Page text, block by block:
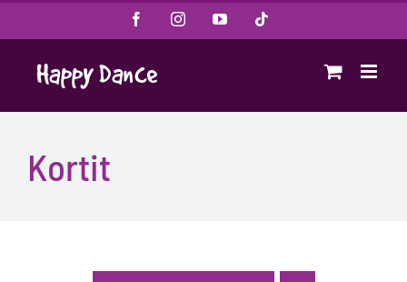
to
content
FacebookInstagramYouTube
Kortit